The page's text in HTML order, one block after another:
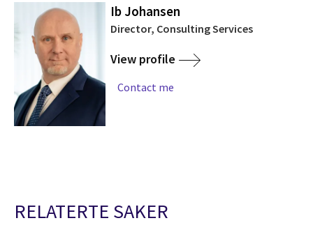
Ib Johansen
Director, Consulting Services
View profile
Contact me
RELATERTE SAKER